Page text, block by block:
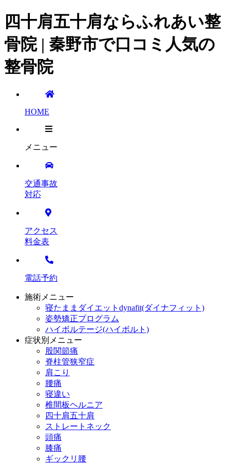
四十肩五十肩ならふれあい整
骨院 | 秦野市で口コミ人気の
整骨院
HOME
メニュー
交通事故
対応
アクセス
料金表
電話予約
施術メニュー
寝たままダイエットdynafit(ダイナフィット)
姿勢矯正プログラム
ハイボルテージ(ハイボルト)
症状別メニュー
股関節痛
脊柱管狭窄症
肩こり
腰痛
寝違い
椎間板ヘルニア
四十肩五十肩
ストレートネック
頭痛
膝痛
ギックリ腰